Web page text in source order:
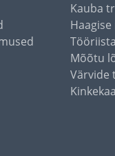
Kauba
Mõõtu
Värvide